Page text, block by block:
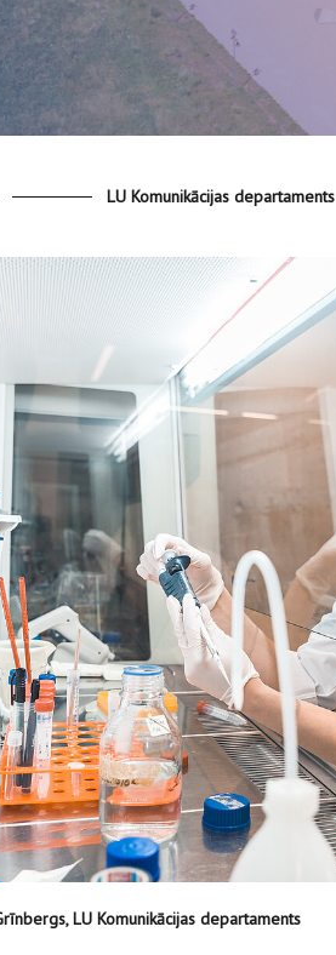
LU Komunikācijas departaments
LU Komunikācijas departaments